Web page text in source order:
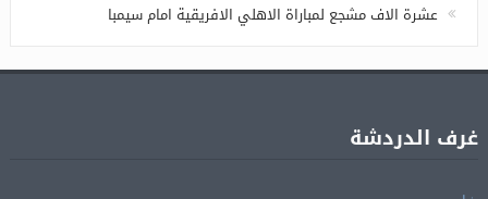
عشرة الاف مشجع لمباراة الاهلي الافريقية امام سيمبا
غرف الدردشة